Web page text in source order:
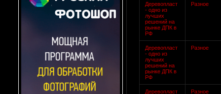
Деревопласт
- одно из
лучших
решений на
рынке ДПК в
РФ
Разное
Деревопласт
- одно из
лучших
решений на
рынке ДПК в
РФ
Разное
Деревопласт
Разное